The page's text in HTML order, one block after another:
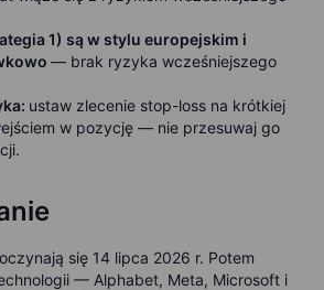
1) są w stylu europejskim i
— brak ryzyka wcześniejszego
ustaw zlecenie stop-loss na krótkiej
w pozycję — nie przesuwaj go
się 14 lipca 2026 r. Potem
— Alphabet, Meta, Microsoft i